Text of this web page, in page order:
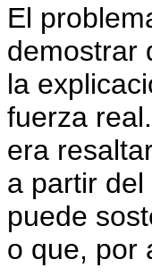
El
demostrar
la
fuerza
era
a partir
puede
o que, por